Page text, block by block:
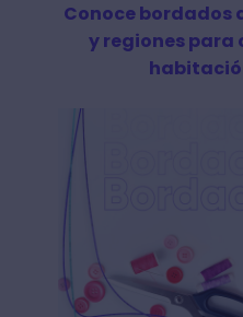
Conoce bordados
y regiones